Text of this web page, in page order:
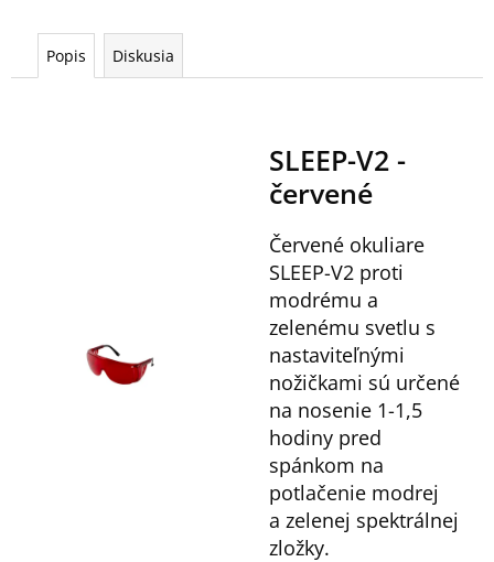
Popis Diskusia
SLEEP-V2 -
červené
Červené okuliare
SLEEP-V2 proti
modrému a
zelenému svetlu s
nastaviteľnými
nožičkami sú určené
na nosenie 1-1,5
hodiny pred
spánkom na
potlačenie modrej
a zelenej spektrálnej
zložky.